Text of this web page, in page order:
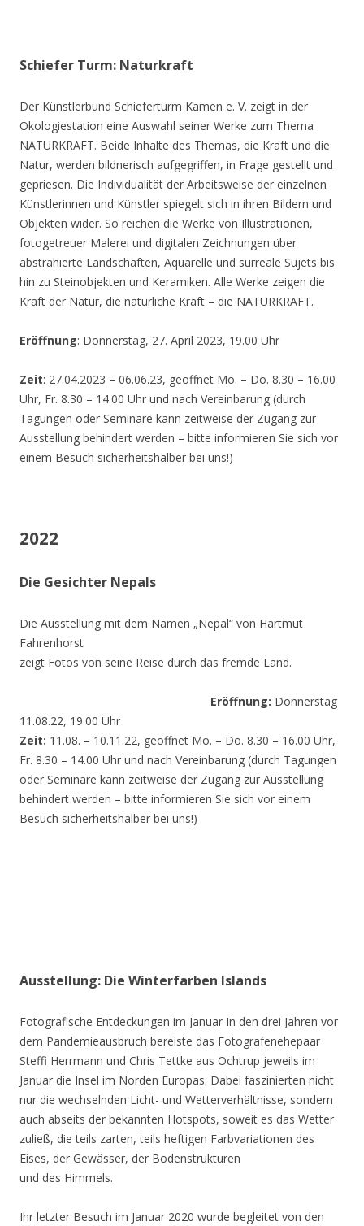
Schiefer Turm: Naturkraft
Der Künstlerbund Schieferturm Kamen e. V. zeigt in der
Ökologiestation eine Auswahl seiner Werke zum Thema
NATURKRAFT. Beide Inhalte des Themas, die Kraft und die
Natur, werden bildnerisch aufgegriffen, in Frage gestellt und
gepriesen. Die Individualität der Arbeitsweise der einzelnen
Künstlerinnen und Künstler spiegelt sich in ihren Bildern und
Objekten wider. So reichen die Werke von Illustrationen,
fotogetreuer Malerei und digitalen Zeichnungen über
abstrahierte Landschaften, Aquarelle und surreale Sujets bis
hin zu Steinobjekten und Keramiken. Alle Werke zeigen die
Kraft der Natur, die natürliche Kraft – die NATURKRAFT.
Eröffnung: Donnerstag, 27. April 2023, 19.00 Uhr
Zeit: 27.04.2023 – 06.06.23, geöffnet Mo. – Do. 8.30 – 16.00
Uhr, Fr. 8.30 – 14.00 Uhr und nach Vereinbarung (durch
Tagungen oder Seminare kann zeitweise der Zugang zur
Ausstellung behindert werden – bitte informieren Sie sich vor
einem Besuch sicherheitshalber bei uns!)
2022
Die Gesichter Nepals
Die Ausstellung mit dem Namen „Nepal“ von Hartmut
Fahrenhorst
zeigt Fotos von seine Reise durch das fremde Land.
Eröffnung: Donnerstag
11.08.22, 19.00 Uhr
Zeit: 11.08. – 10.11.22, geöffnet Mo. – Do. 8.30 – 16.00 Uhr,
Fr. 8.30 – 14.00 Uhr und nach Vereinbarung (durch Tagungen
oder Seminare kann zeitweise der Zugang zur Ausstellung
behindert werden – bitte informieren Sie sich vor einem
Besuch sicherheitshalber bei uns!)
Ausstellung: Die Winterfarben Islands
Fotografische Entdeckungen im Januar In den drei Jahren vor
dem Pandemieausbruch bereiste das Fotografenehepaar
Steffi Herrmann und Chris Tettke aus Ochtrup jeweils im
Januar die Insel im Norden Europas. Dabei faszinierten nicht
nur die wechselnden Licht- und Wetterverhältnisse, sondern
auch abseits der bekannten Hotspots, soweit es das Wetter
zuließ, die teils zarten, teils heftigen Farbvariationen des
Eises, der Gewässer, der Bodenstrukturen
und des Himmels.
Ihr letzter Besuch im Januar 2020 wurde begleitet von den